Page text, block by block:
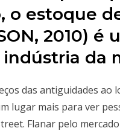
o estoque
2010) é
da
das antiguidades ao
lugar mais para ver
Flanar pelo